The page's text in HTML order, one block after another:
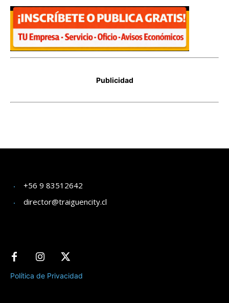
+56 9 83512642
director@traiguencity.cl
Política de Privacidad